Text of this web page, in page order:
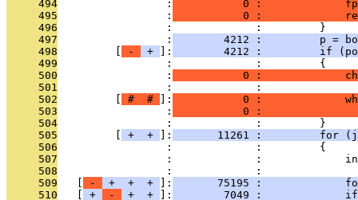
     494
                 :
0 :
     495
                 :
0 :
     496
                 :             :         }
     497
                 :
4212 :         p =
     498
- + ]:
4212 :         if
     499
                 :             :         {
     500
                 :
0 :
     501
                 :             :
     502
# # ]:
0 :
     503
                 :
0 :
     504
                 :             :         }
     505
+ + ]:
11261 :         for
     506
                 :             :         {
     507
:             :
     508
                 :             :
     509
- + + + ]:
75195 :
     510
+ - + + ]:
7049 :